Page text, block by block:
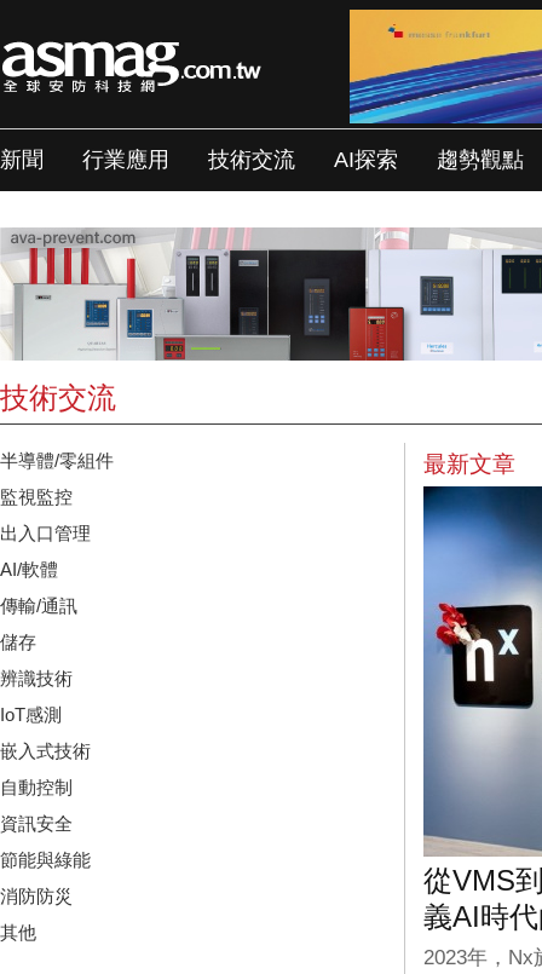
新聞 行業應用 技術交流 AI探索 趨勢觀點
技術交流
半導體/零組件
監視監控
出入口管理
AI/軟體
傳輸/通訊
儲存
辨識技術
IoT感測
嵌入式技術
自動控制
資訊安全
節能與綠能
消防防災
其他
最新文章
從VMS
義AI時
2023年，